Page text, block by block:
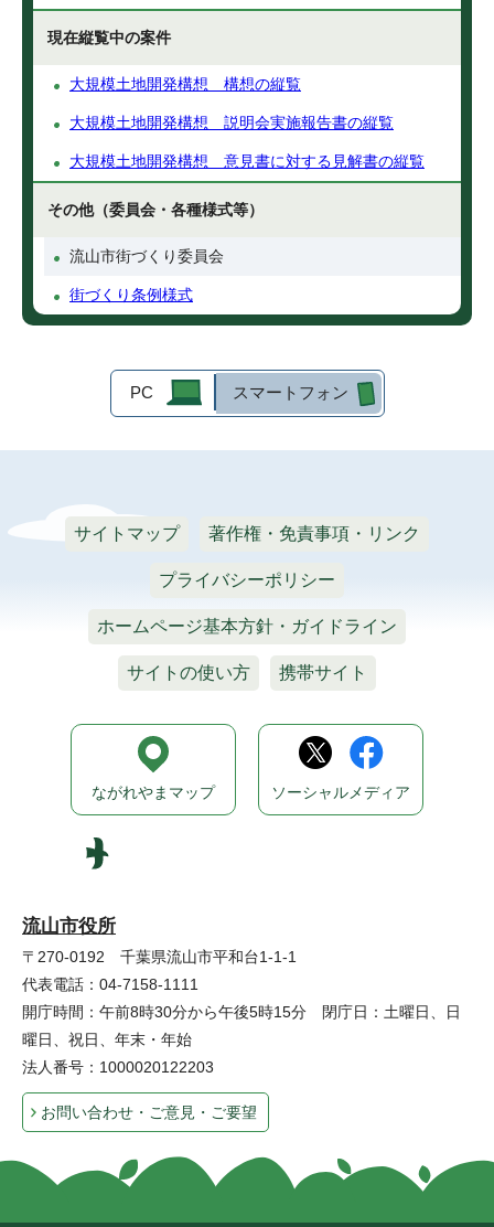
現在縦覧中の案件
大規模土地開発構想 構想の縦覧
大規模土地開発構想 説明会実施報告書の縦覧
大規模土地開発構想 意見書に対する見解書の縦覧
その他（委員会・各種様式等）
流山市街づくり委員会
街づくり条例様式
PC スマートフォン
サイトマップ 著作権・免責事項・リンク
プライバシーポリシー
ホームページ基本方針・ガイドライン
サイトの使い方 携帯サイト
流山市役所
〒270-0192 千葉県流山市平和台1-1-1
代表電話：04-7158-1111
開庁時間：午前8時30分から午後5時15分 閉庁日：土曜日、日
曜日、祝日、年末・年始
法人番号：1000020122203
お問い合わせ・ご意見・ご要望
ながれやまマップ ソーシャルメディア